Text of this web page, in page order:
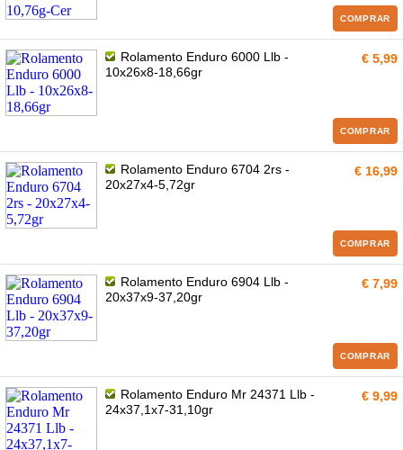
COMPRAR
Rolamento Enduro 6000 Llb -
10x26x8-18,66gr
€ 5,99
COMPRAR
Rolamento Enduro 6704 2rs -
20x27x4-5,72gr
€ 16,99
COMPRAR
Rolamento Enduro 6904 Llb -
20x37x9-37,20gr
€ 7,99
COMPRAR
Rolamento Enduro Mr 24371 Llb -
24x37,1x7-31,10gr
€ 9,99